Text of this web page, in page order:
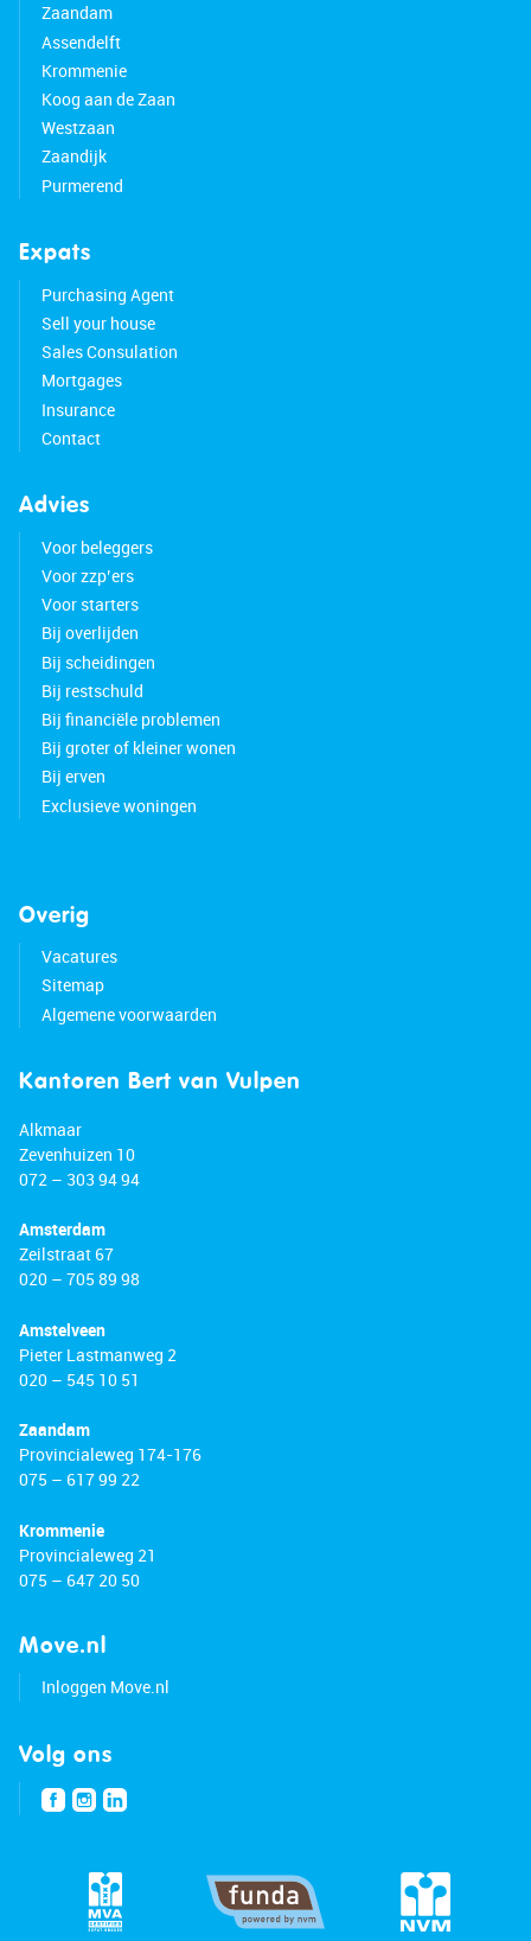
Zaandam
Assendelft
Krommenie
Koog aan de Zaan
Westzaan
Zaandijk
Purmerend
Expats
Purchasing Agent
Sell your house
Sales Consulation
Mortgages
Insurance
Contact
Advies
Voor beleggers
Voor zzp’ers
Voor starters
Bij overlijden
Bij scheidingen
Bij restschuld
Bij financiële problemen
Bij groter of kleiner wonen
Bij erven
Exclusieve woningen
Overig
Vacatures
Sitemap
Algemene voorwaarden
Kantoren Bert van Vulpen
Alkmaar
Zevenhuizen 10
072 – 303 94 94
Amsterdam
Zeilstraat 67
020 – 705 89 98
Amstelveen
Pieter Lastmanweg 2
020 – 545 10 51
Zaandam
Provincialeweg 174-176
075 – 617 99 22
Krommenie
Provincialeweg 21
075 – 647 20 50
Move.nl
Inloggen Move.nl
Volg ons